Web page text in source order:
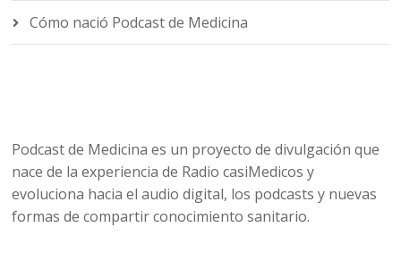
Cómo nació Podcast de Medicina
Podcast de Medicina es un proyecto de divulgación que
nace de la experiencia de Radio casiMedicos y
evoluciona hacia el audio digital, los podcasts y nuevas
formas de compartir conocimiento sanitario.